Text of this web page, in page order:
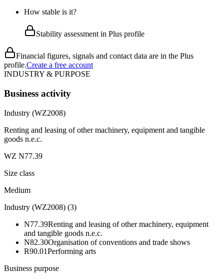
How stable is it?
Stability assessment in Plus profile
Financial figures, signals and contact data are in the Plus
profile.Create a free account
INDUSTRY & PURPOSE
Business activity
Industry (WZ2008)
Renting and leasing of other machinery, equipment and tangible
goods n.e.c.
WZ N77.39
Size class
Medium
Industry (WZ2008) (3)
N77.39Renting and leasing of other machinery, equipment
and tangible goods n.e.c.
N82.30Organisation of conventions and trade shows
R90.01Performing arts
Business purpose